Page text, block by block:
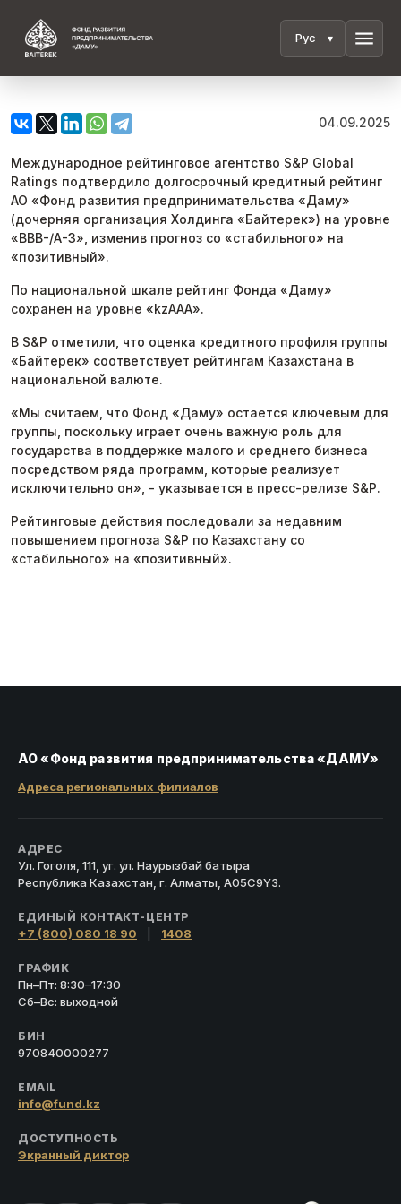
menu
04.09.2025
Международное рейтинговое агентство S&P Global
Ratings подтвердило долгосрочный кредитный рейтинг
АО «Фонд развития предпринимательства «Даму»
(дочерняя организация Холдинга «Байтерек») на уровне
«BBB-/A-3», изменив прогноз со «стабильного» на
«позитивный».
По национальной шкале рейтинг Фонда «Даму»
сохранен на уровне «kzAAA».
В S&P отметили, что оценка кредитного профиля группы
«Байтерек» соответствует рейтингам Казахстана в
национальной валюте.
«Мы считаем, что Фонд «Даму» остается ключевым для
группы, поскольку играет очень важную роль для
государства в поддержке малого и среднего бизнеса
посредством ряда программ, которые реализует
исключительно он», - указывается в пресс-релизе S&P.
Рейтинговые действия последовали за недавним
повышением прогноза S&P по Казахстану со
«стабильного» на «позитивный».
АО «Фонд развития предпринимательства «ДАМУ»
Адреса региональных филиалов
АДРЕС
Ул. Гоголя, 111, уг. ул. Наурызбай батыра
Республика Казахстан, г. Алматы, A05C9Y3.
ЕДИНЫЙ КОНТАКТ-ЦЕНТР
+7 (800) 080 18 90 1408
ГРАФИК
Пн–Пт: 8:30–17:30
Сб–Вс: выходной
БИН
970840000277
EMAIL
info@fund.kz
ДОСТУПНОСТЬ
Экранный диктор